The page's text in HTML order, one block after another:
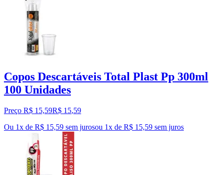
Copos Descartáveis Total Plast Pp 300ml
100 Unidades
Preço R$ 15,59R$ 15,59
Ou 1x de R$ 15,59 sem jurosou 1x de R$ 15,59 sem juros